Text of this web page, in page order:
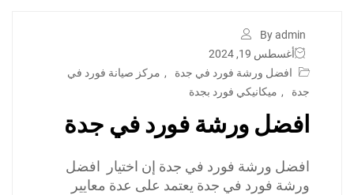
By admin
أغسطس 19, 2024
افضل ورشة فورد في جدة
, مركز صيانة فورد في
جدة
, ميكانيكي فورد بجدة
افضل ورشة فورد في جدة
افضل ورشة فورد في جدة إن اختيار افضل
ورشة فورد في جدة يعتمد على عدة معايير